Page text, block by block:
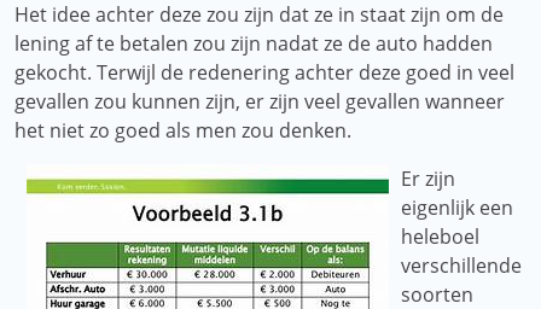
Het idee achter deze zou zijn dat ze in staat zijn om de
lening af te betalen zou zijn nadat ze de auto hadden
gekocht. Terwijl de redenering achter deze goed in veel
gevallen zou kunnen zijn, er zijn veel gevallen wanneer
het niet zo goed als men zou denken.
Er zijn
eigenlijk een
heleboel
verschillende
soorten